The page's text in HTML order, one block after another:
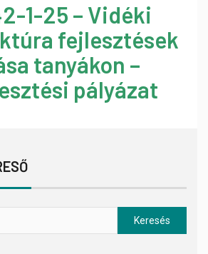
1-25 – Vidéki
fejlesztések
tanyákon –
pályázat